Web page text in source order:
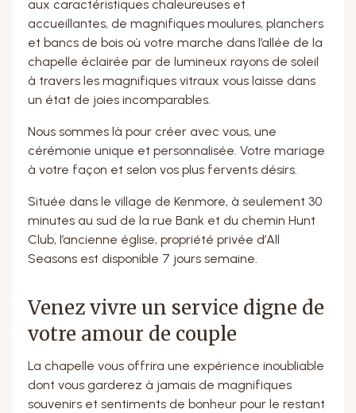
aux caractéristiques chaleureuses et
accueillantes, de magnifiques moulures, planchers
et bancs de bois où votre marche dans l’allée de la
chapelle éclairée par de lumineux rayons de soleil
à travers les magnifiques vitraux vous laisse dans
un état de joies incomparables.
Nous sommes là pour créer avec vous, une
cérémonie unique et personnalisée. Votre mariage
à votre façon et selon vos plus fervents désirs.
Située dans le village de Kenmore, à seulement 30
minutes au sud de la rue Bank et du chemin Hunt
Club, l’ancienne église, propriété privée d’All
Seasons est disponible 7 jours semaine.
Venez vivre un service digne de
votre amour de couple
La chapelle vous offrira une expérience inoubliable
dont vous garderez à jamais de magnifiques
souvenirs et sentiments de bonheur pour le restant